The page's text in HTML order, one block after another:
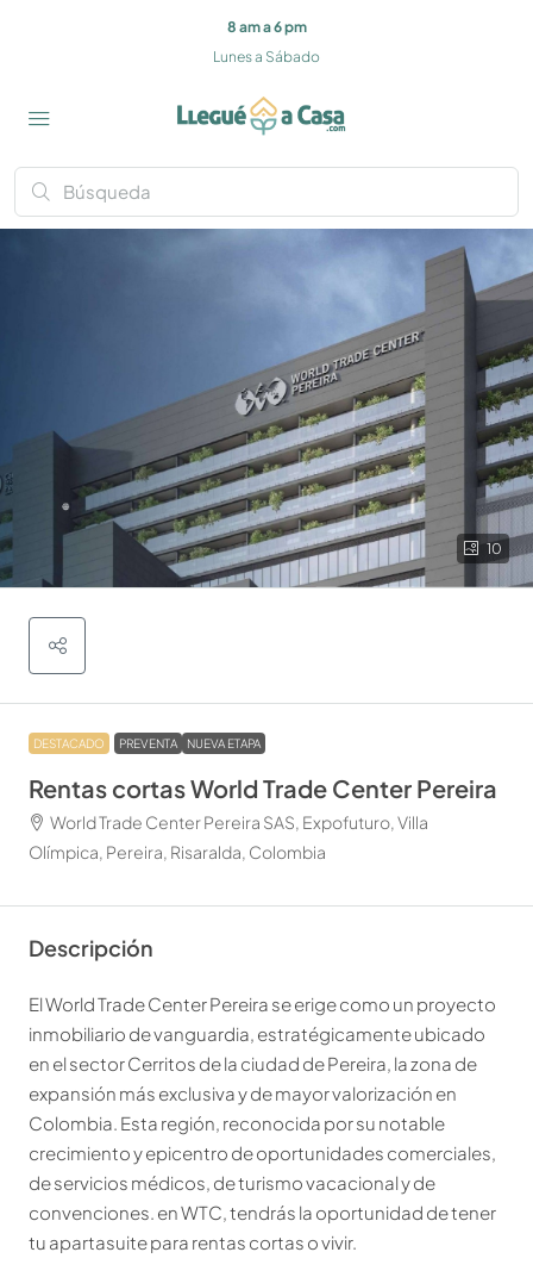
8 am a 6 pm
Lunes a Sábado
10
DESTACADO PREVENTA NUEVA ETAPA
Rentas cortas World Trade Center Pereira
World Trade Center Pereira SAS, Expofuturo, Villa
Olímpica, Pereira, Risaralda, Colombia
Descripción
El World Trade Center Pereira se erige como un proyecto
inmobiliario de vanguardia, estratégicamente ubicado
en el sector Cerritos de la ciudad de Pereira, la zona de
expansión más exclusiva y de mayor valorización en
Colombia. Esta región, reconocida por su notable
crecimiento y epicentro de oportunidades comerciales,
de servicios médicos, de turismo vacacional y de
convenciones. en WTC, tendrás la oportunidad de tener
tu apartasuite para rentas cortas o vivir.